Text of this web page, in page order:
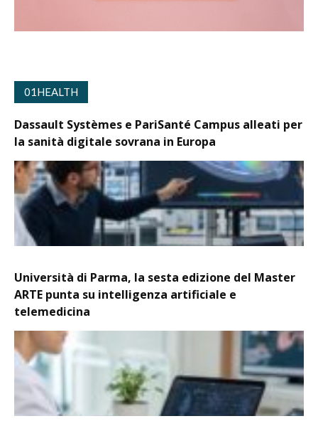
01HEALTH
Dassault Systèmes e PariSanté Campus alleati per
la sanità digitale sovrana in Europa
Università di Parma, la sesta edizione del Master
ARTE punta su intelligenza artificiale e
telemedicina